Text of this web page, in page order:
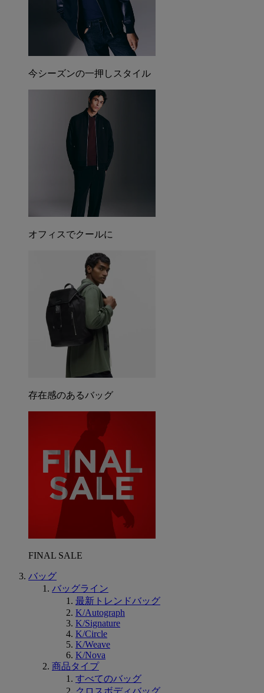
今シーズンの一押しスタイル
オフィスでクールに
存在感のあるバッグ
FINAL SALE
バッグ
バッグライン
最新トレンドバッグ​​
K/Autograph
K/Signature
K/Circle
K/Weave
K/Nova
商品タイプ
すべてのバッグ
クロスボディバッグ